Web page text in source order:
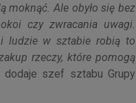
moknąć. Ale obyło się bez
czy zwracania uwagi.
i ludzie w sztabie robią to
rzeczy, które pomogą
dodaje szef sztabu Grupy